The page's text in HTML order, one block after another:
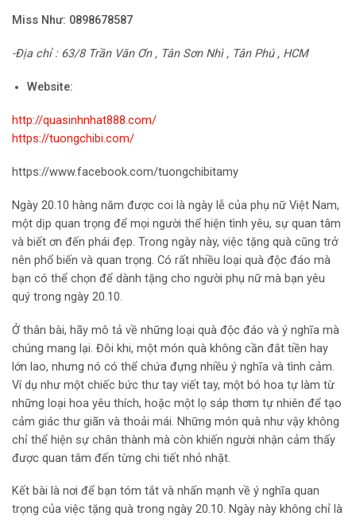
Miss Như: 0898678587
-Địa chỉ : 63/8 Trần Văn Ơn , Tân Sơn Nhì , Tân Phú , HCM
Website:
http://quasinhnhat888.com/
https://tuongchibi.com/
https://www.facebook.com/tuongchibitamy
Ngày 20.10 hàng năm được coi là ngày lễ của phụ nữ Việt Nam,
một dịp quan trọng để mọi người thể hiện tình yêu, sự quan tâm
và biết ơn đến phái đẹp. Trong ngày này, việc tặng quà cũng trở
nên phổ biến và quan trọng. Có rất nhiều loại quà độc đáo mà
bạn có thể chọn để dành tặng cho người phụ nữ mà bạn yêu
quý trong ngày 20.10.
Ở thân bài, hãy mô tả về những loại quà độc đáo và ý nghĩa mà
chúng mang lại. Đôi khi, một món quà không cần đắt tiền hay
lớn lao, nhưng nó có thể chứa đựng nhiều ý nghĩa và tình cảm.
Ví dụ như một chiếc bức thư tay viết tay, một bó hoa tự làm từ
những loại hoa yêu thích, hoặc một lọ sáp thơm tự nhiên để tạo
cảm giác thư giãn và thoải mái. Những món quà như vậy không
chỉ thể hiện sự chân thành mà còn khiến người nhận cảm thấy
được quan tâm đến từng chi tiết nhỏ nhặt.
Kết bài là nơi để bạn tóm tắt và nhấn mạnh về ý nghĩa quan
trọng của việc tặng quà trong ngày 20.10. Ngày này không chỉ là